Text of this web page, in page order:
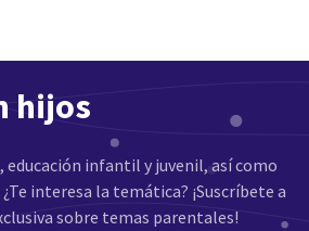
hijos
educación infantil y juvenil, así como
interesa la temática? ¡Suscríbete a
sobre temas parentales!